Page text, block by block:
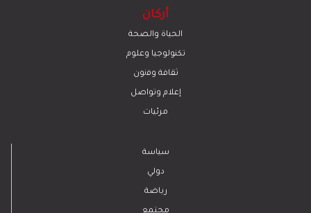
أركان
الحياة والصحة
تكنولوجيا وعلوم
ﺛﻘﺎﻓﺔ وﻓﻧون
إعلام وتواصل
مرئيات
سياسة
دولي
رياضة